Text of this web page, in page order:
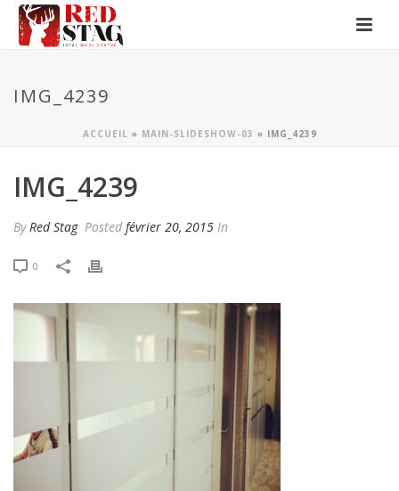
IMG_4239
ACCUEIL » MAIN-SLIDESHOW-03 » IMG_4239
IMG_4239
ByRed Stag Posted février 20, 2015 In
0